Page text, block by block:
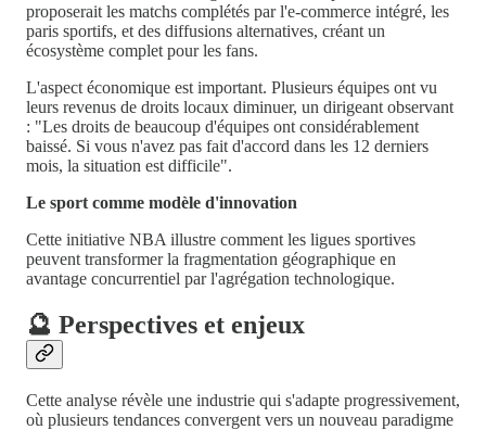
proposerait les matchs complétés par l'e-commerce intégré, les
paris sportifs, et des diffusions alternatives, créant un
écosystème complet pour les fans.
L'aspect économique est important. Plusieurs équipes ont vu
leurs revenus de droits locaux diminuer, un dirigeant observant
: "Les droits de beaucoup d'équipes ont considérablement
baissé. Si vous n'avez pas fait d'accord dans les 12 derniers
mois, la situation est difficile".
Le sport comme modèle d'innovation
Cette initiative NBA illustre comment les ligues sportives
peuvent transformer la fragmentation géographique en
avantage concurrentiel par l'agrégation technologique.
🔮 Perspectives et enjeux
Cette analyse révèle une industrie qui s'adapte progressivement,
où plusieurs tendances convergent vers un nouveau paradigme